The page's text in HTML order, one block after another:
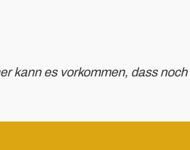
kann es vorkommen, dass